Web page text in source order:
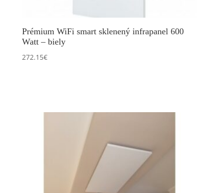
Prémium WiFi smart sklenený infrapanel 600
Watt – biely
272.15€